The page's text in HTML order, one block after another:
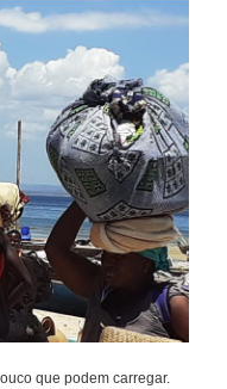
que podem carregar.